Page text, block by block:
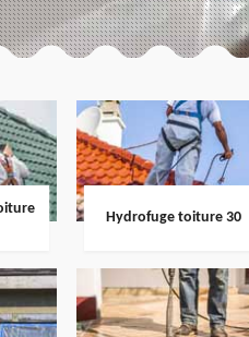
Hydrofuge toiture 30